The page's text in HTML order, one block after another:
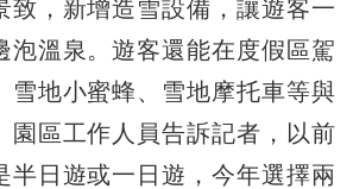
致，新增造雪設備，讓遊客一
泡溫泉。遊客還能在度假區駕
雪地小蜜蜂、雪地摩托車等與
園區工作人員告訴記者，以前
半日遊或一日遊，今年選擇兩